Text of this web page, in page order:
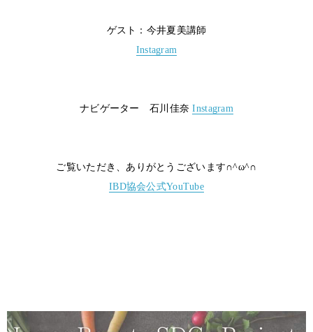
ゲスト：今井夏美講師
Instagram
ナビゲーター 石川佳奈Instagram
ご覧いただき、ありがとうございます∩^ω^∩
IBD協会公式YouTube